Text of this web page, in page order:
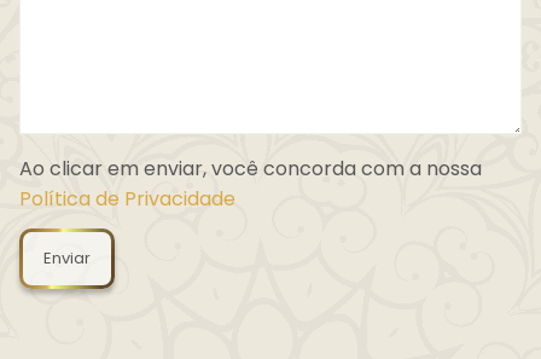
Ao clicar em enviar, você concorda com a nossa
Política de Privacidade
Enviar